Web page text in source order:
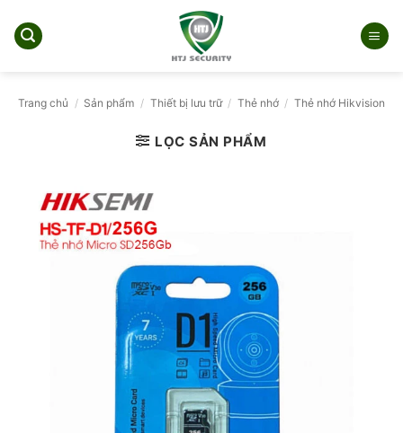
qua
Trang chủ / Sản phẩm / Thiết bị lưu trữ / Thẻ nhớ / Thẻ nhớ Hikvision
LỌC SẢN PHẨM